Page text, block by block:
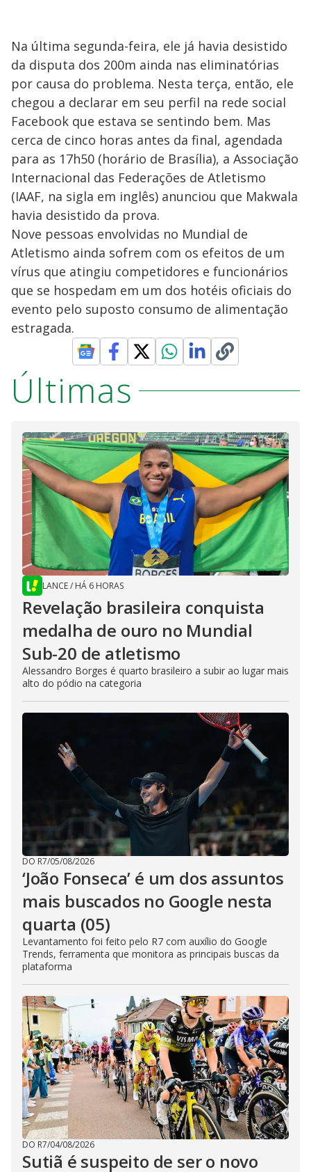
Na última segunda-feira, ele já havia desistido
da disputa dos 200m ainda nas eliminatórias
por causa do problema. Nesta terça, então, ele
chegou a declarar em seu perfil na rede social
Facebook que estava se sentindo bem. Mas
cerca de cinco horas antes da final, agendada
para as 17h50 (horário de Brasília), a Associação
Internacional das Federações de Atletismo
(IAAF, na sigla em inglês) anunciou que Makwala
havia desistido da prova.
Nove pessoas envolvidas no Mundial de
Atletismo ainda sofrem com os efeitos de um
vírus que atingiu competidores e funcionários
que se hospedam em um dos hotéis oficiais do
evento pelo suposto consumo de alimentação
estragada.
Últimas
LANCE/ HÁ 6 HORAS
Revelação brasileira conquista
medalha de ouro no Mundial
Sub-20 de atletismo
Alessandro Borges é quarto brasileiro a subir ao lugar mais
alto do pódio na categoria
DO R7/05/08/2026
‘João Fonseca’ é um dos assuntos
mais buscados no Google nesta
quarta (05)
Levantamento foi feito pelo R7 com auxílio do Google
Trends, ferramenta que monitora as principais buscas da
plataforma
DO R7/04/08/2026
Sutiã é suspeito de ser o novo